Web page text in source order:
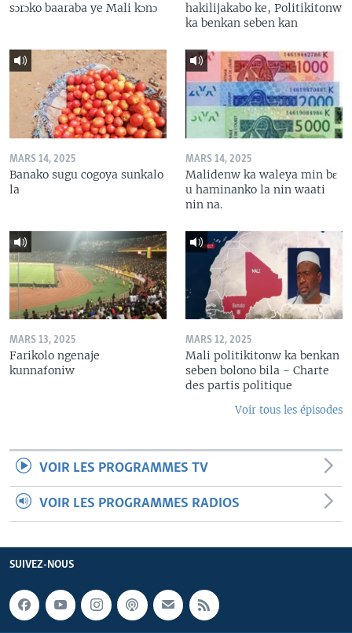
sɔrɔko baaraba ye Mali kɔnɔ
hakilijakabo ke, Politikitonw
ka benkan seben kan
MARS 14, 2025
Banako sugu cogoya sunkalo
la
MARS 14, 2025
Malidenw ka waleya min bɛ
u haminanko la nin waati
nin na.
MARS 13, 2025
Farikolo ngenaje
kunnafoniw
MARS 12, 2025
Mali politikitonw ka benkan
seben bolono bila - Charte
des partis politique
Voir tous les épisodes
VOIR LES PROGRAMMES TV
VOIR LES PROGRAMMES RADIOS
SUIVEZ-NOUS